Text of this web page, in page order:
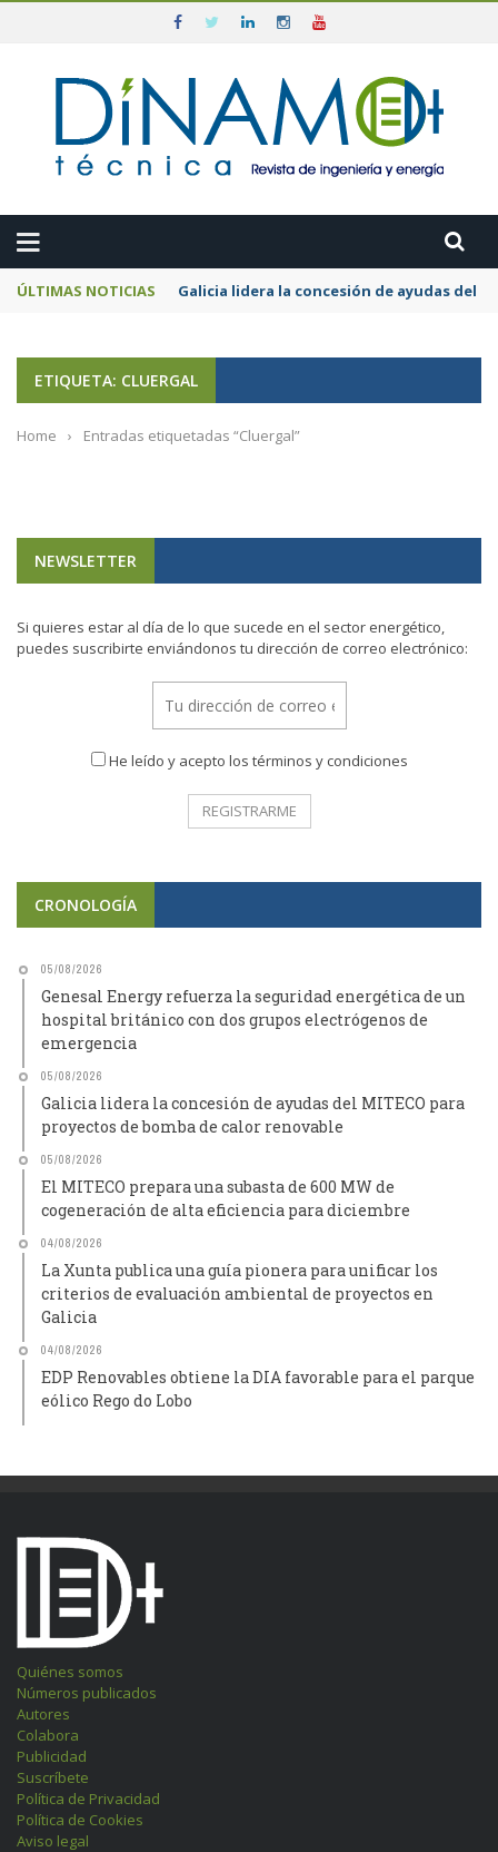
ÚLTIMAS NOTICIAS Galicia lidera la concesión de ayudas del
ETIQUETA: CLUERGAL
Home › Entradas etiquetadas “Cluergal”
NEWSLETTER
Si quieres estar al día de lo que sucede en el sector energético,
puedes suscribirte enviándonos tu dirección de correo electrónico:
He leído y acepto los términos y condiciones
CRONOLOGÍA
05/08/2026
Genesal Energy refuerza la seguridad energética de un
hospital británico con dos grupos electrógenos de
emergencia
05/08/2026
Galicia lidera la concesión de ayudas del MITECO para
proyectos de bomba de calor renovable
05/08/2026
El MITECO prepara una subasta de 600 MW de
cogeneración de alta eficiencia para diciembre
04/08/2026
La Xunta publica una guía pionera para unificar los
criterios de evaluación ambiental de proyectos en
Galicia
04/08/2026
EDP Renovables obtiene la DIA favorable para el parque
eólico Rego do Lobo
Quiénes somos
Números publicados
Autores
Colabora
Publicidad
Suscríbete
Política de Privacidad
Política de Cookies
Aviso legal